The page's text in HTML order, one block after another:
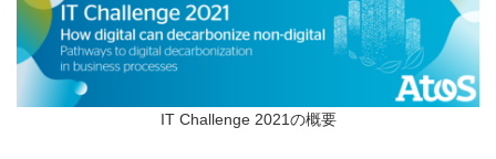
IT Challenge 2021の概要